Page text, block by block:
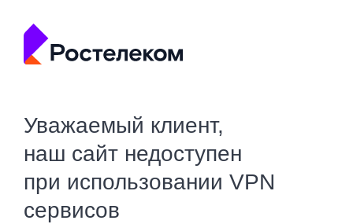
Уважаемый клиент,
наш сайт недоступен
при использовании VPN
сервисов